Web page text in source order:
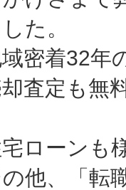
た。
密着32年
査定も無
ローンも
他、「転